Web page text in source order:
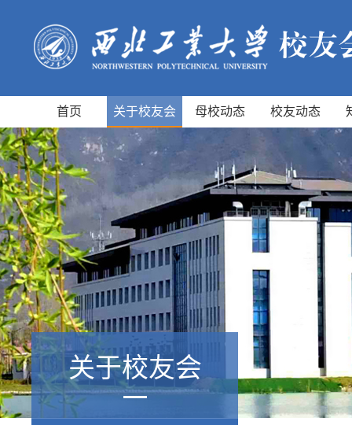
首页 关于校友会 母校动态 校友动态
关于校友会